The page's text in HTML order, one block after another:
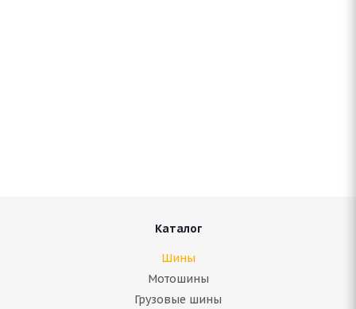
Каталог
Шины
Мотошины
Грузовые шины